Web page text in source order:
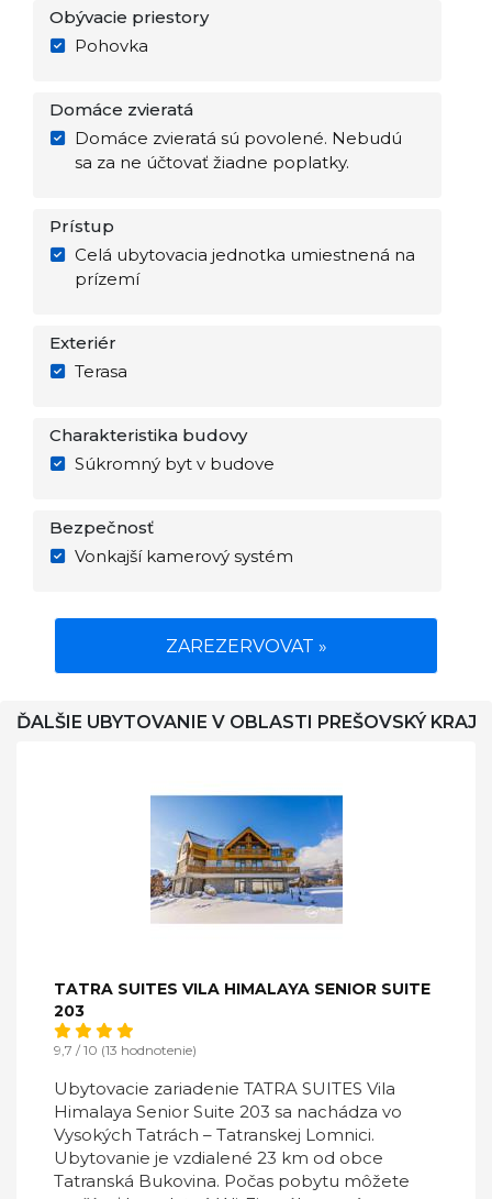
Obývacie priestory
Pohovka
Domáce zvieratá
Domáce zvieratá sú povolené. Nebudú
sa za ne účtovať žiadne poplatky.
Prístup
Celá ubytovacia jednotka umiestnená na
prízemí
Exteriér
Terasa
Charakteristika budovy
Súkromný byt v budove
Bezpečnosť
Vonkajší kamerový systém
ZAREZERVOVAT »
ĎALŠIE UBYTOVANIE V OBLASTI PREŠOVSKÝ KRAJ
TATRA SUITES VILA HIMALAYA SENIOR SUITE
203
9,7 / 10 (13 hodnotenie)
Ubytovacie zariadenie TATRA SUITES Vila
Himalaya Senior Suite 203 sa nachádza vo
Vysokých Tatrách – Tatranskej Lomnici.
Ubytovanie je vzdialené 23 km od obce
Tatranská Bukovina. Počas pobytu môžete